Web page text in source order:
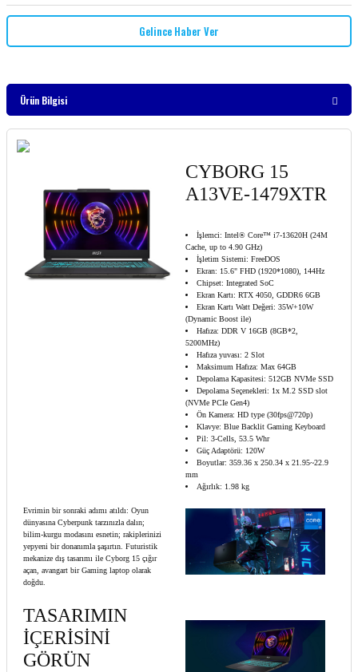
Gelince Haber Ver
Ürün Bilgisi
CYBORG 15
A13VE-1479XTR
İşlemci: Intel® Core™ i7-13620H (24M
Cache, up to 4.90 GHz)
İşletim Sistemi: FreeDOS
Ekran: 15.6" FHD (1920*1080), 144Hz
Chipset: Integrated SoC
Ekran Kartı: RTX 4050, GDDR6 6GB
Ekran Kartı Watt Değeri: 35W+10W
(Dynamic Boost ile)
Hafıza: DDR V 16GB (8GB*2,
5200MHz)
Hafıza yuvası: 2 Slot
Maksimum Hafıza: Max 64GB
Depolama Kapasitesi: 512GB NVMe SSD
Depolama Seçenekleri: 1x M.2 SSD slot
(NVMe PCIe Gen4)
Ön Kamera: HD type (30fps@720p)
Klavye: Blue Backlit Gaming Keyboard
Pil: 3-Cells, 53.5 Whr
Güç Adaptörü: 120W
Boyutlar: 359.36 x 250.34 x 21.95~22.9
mm
Ağırlık: 1.98 kg
Evrimin bir sonraki adımı atıldı: Oyun
dünyasına Cyberpunk tarzınızla dalın;
bilim-kurgu modasını esnetin; rakiplerinizi
yepyeni bir donanımla şaşırtın. Futuristik
mekanize dış tasarımı ile Cyborg 15 çığır
açan, avangart bir Gaming laptop olarak
doğdu.
TASARIMIN
İÇERİSİNİ
GÖRÜN